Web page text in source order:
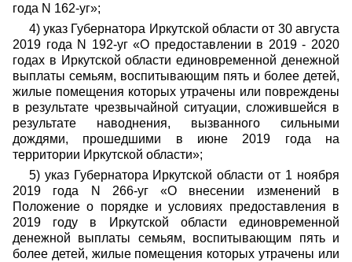
года N 162-уг»;
4) указ Губернатора Иркутской области от 30 августа
2019 года N 192-уг «О предоставлении в 2019 - 2020
годах в Иркутской области единовременной денежной
выплаты семьям, воспитывающим пять и более детей,
жилые помещения которых утрачены или повреждены
в результате чрезвычайной ситуации, сложившейся в
результате наводнения, вызванного сильными
дождями, прошедшими в июне 2019 года на
территории Иркутской области»;
5) указ Губернатора Иркутской области от 1 ноября
2019 года N 266-уг «О внесении изменений в
Положение о порядке и условиях предоставления в
2019 году в Иркутской области единовременной
денежной выплаты семьям, воспитывающим пять и
более детей, жилые помещения которых утрачены или